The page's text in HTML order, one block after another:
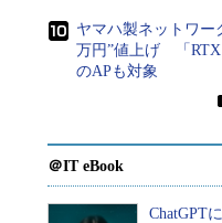
ヤマハ製ネットワー
万円”値上げ 「
のAPも対象
＠IT eBook
ChatGPT